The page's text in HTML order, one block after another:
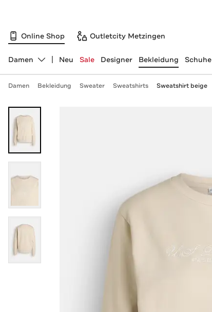
Online Shop Outletcity Metzingen
Abteilung ändern, ausgewählt:
Damen Neu Sale Designer Bekleidung Schuhe
Damen Bekleidung Sweater Sweatshirts Sweatshirt beige